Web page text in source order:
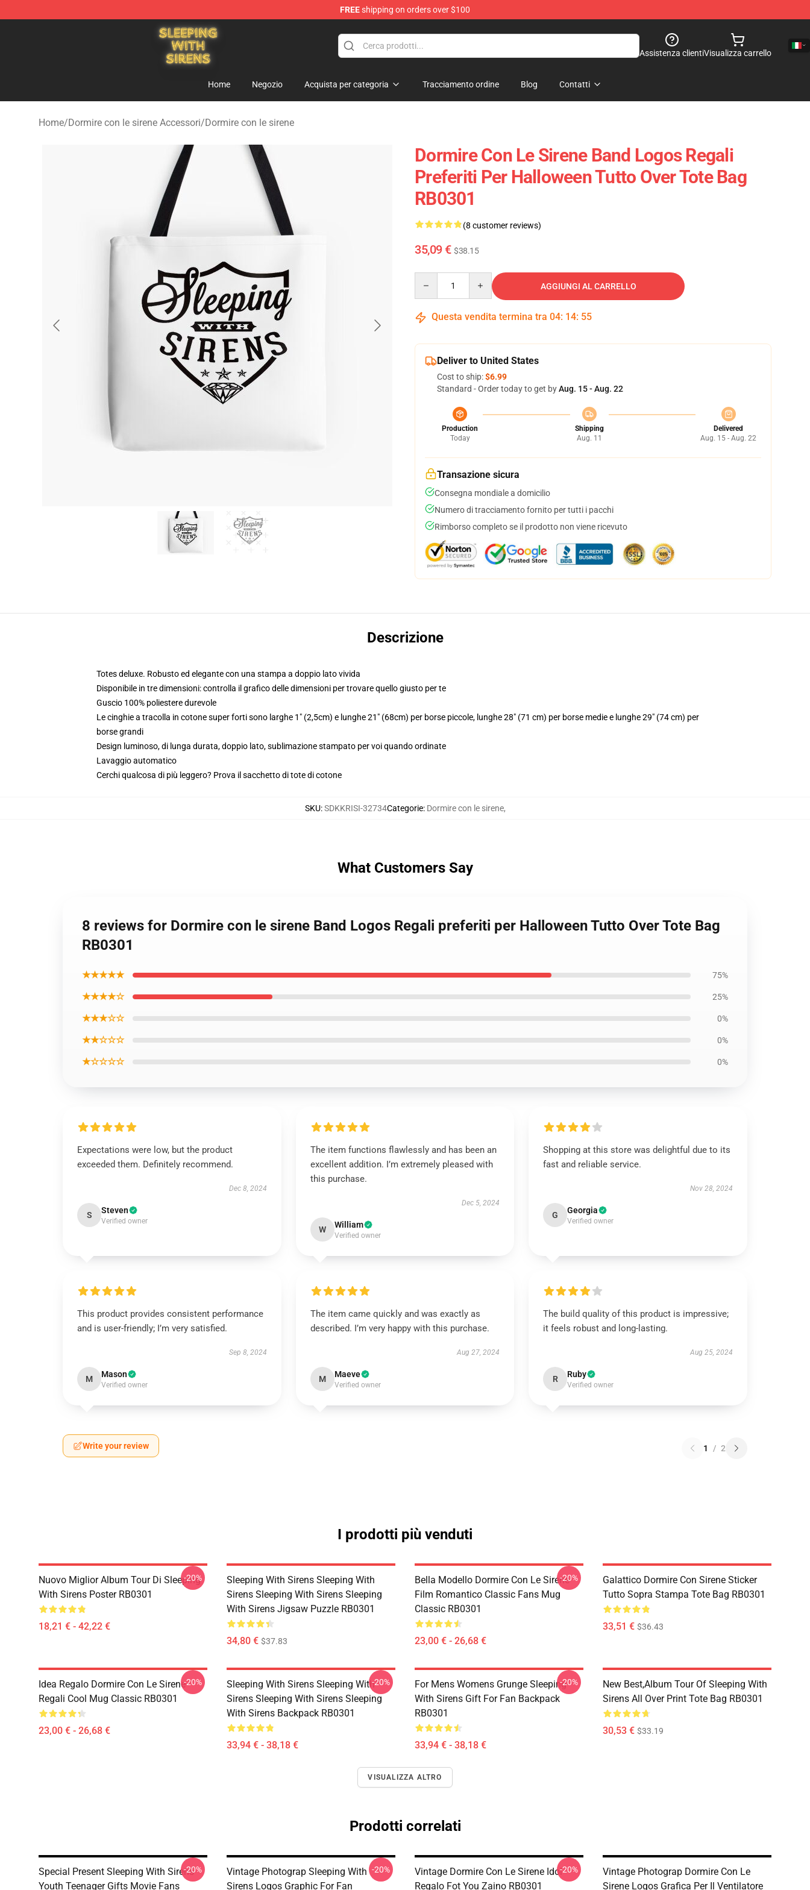
FREEshipping on orders over $100
Sleeping With Sirens Store - Official Sleeping With Sirens Merchandise Shop
Assistenza clientiVisualizza carrello
Home Negozio Acquista per categoria Tracciamento ordine Blog Contatti
Home/Dormire con le sirene Accessori/Dormire con le sirene
Dormire Con Le Sirene Band Logos Regali
Preferiti Per Halloween Tutto Over Tote Bag
RB0301
(8 customer reviews)
35,09 € $38.15
AGGIUNGI AL CARRELLO
Questa vendita termina tra 04: 14: 54
Deliver to United States
Cost to ship:$6.99
Standard - Order today to get byAug. 15 - Aug. 22
Production
Today
Shipping
Aug. 11
Delivered
Aug. 15 - Aug. 22
Transazione sicura
Consegna mondiale a domicilio
Numero di tracciamento fornito per tutti i pacchi
Rimborso completo se il prodotto non viene ricevuto
Descrizione
Totes deluxe. Robusto ed elegante con una stampa a doppio lato vivida
Disponibile in tre dimensioni: controlla il grafico delle dimensioni per trovare quello giusto per te
Guscio 100% poliestere durevole
Le cinghie a tracolla in cotone super forti sono larghe 1" (2,5cm) e lunghe 21" (68cm) per borse piccole, lunghe 28" (71 cm) per borse medie e lunghe 29" (74 cm) per
borse grandi
Design luminoso, di lunga durata, doppio lato, sublimazione stampato per voi quando ordinate
Lavaggio automatico
Cerchi qualcosa di più leggero? Prova il sacchetto di tote di cotone
SKU:SDKKRISI-32734Categorie: Dormire con le sirene,
What Customers Say
8 reviews for Dormire con le sirene Band Logos Regali preferiti per Halloween Tutto Over Tote Bag
RB0301
★★★★★ 75%
★★★★☆ 25%
★★★☆☆ 0%
★★☆☆☆ 0%
★☆☆☆☆ 0%
Expectations were low, but the product
exceeded them. Definitely recommend.
Dec 8, 2024
S Steven
Verified owner
The item functions flawlessly and has been an
excellent addition. I’m extremely pleased with
this purchase.
Dec 5, 2024
W William
Verified owner
Shopping at this store was delightful due to its
fast and reliable service.
Nov 28, 2024
G Georgia
Verified owner
This product provides consistent performance
and is user-friendly; I’m very satisfied.
Sep 8, 2024
M Mason
Verified owner
The item came quickly and was exactly as
described. I’m very happy with this purchase.
Aug 27, 2024
M Maeve
Verified owner
The build quality of this product is impressive;
it feels robust and long-lasting.
Aug 25, 2024
R Ruby
Verified owner
Write your review 1 / 2
I prodotti più venduti
Nuovo Miglior Album Tour Di Sleeping
With Sirens Poster RB0301
18,21 € - 42,22 €
-20%
Sleeping With Sirens Sleeping With
Sirens Sleeping With Sirens Sleeping
With Sirens Jigsaw Puzzle RB0301
34,80 € $37.83
Bella Modello Dormire Con Le Sirene
Film Romantico Classic Fans Mug
Classic RB0301
23,00 € - 26,68 €
-20%
Galattico Dormire Con Sirene Sticker
Tutto Sopra Stampa Tote Bag RB0301
33,51 € $36.43
Idea Regalo Dormire Con Le Sirene
Regali Cool Mug Classic RB0301
23,00 € - 26,68 €
-20%
Sleeping With Sirens Sleeping With
Sirens Sleeping With Sirens Sleeping
With Sirens Backpack RB0301
33,94 € - 38,18 €
-20%
For Mens Womens Grunge Sleeping
With Sirens Gift For Fan Backpack
RB0301
33,94 € - 38,18 €
-20%
New Best,album Tour Of Sleeping With
Sirens All Over Print Tote Bag RB0301
30,53 € $33.19
VISUALIZZA ALTRO
Prodotti correlati
Special Present Sleeping With Sirens
Youth Teenager Gifts Movie Fans
-20%
Vintage Photograp Sleeping With
Sirens Logos Graphic For Fan
-20%
Vintage Dormire Con Le Sirene Idol
Regalo Fot You Zaino RB0301
-20%
Vintage Photograp Dormire Con Le
Sirene Logos Grafica Per Il Ventilatore